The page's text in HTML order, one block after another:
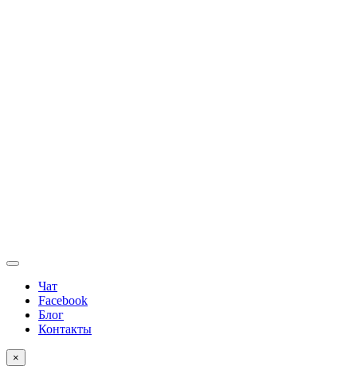
Чат
Facebook
Блог
Контакты
×